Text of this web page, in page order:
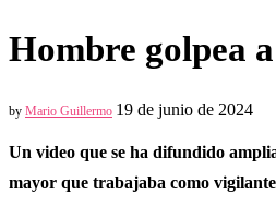
Hombre golpea
by Mario Guillermo 19 de junio de 2024
Un video que se ha difundido
mayor que trabajaba como